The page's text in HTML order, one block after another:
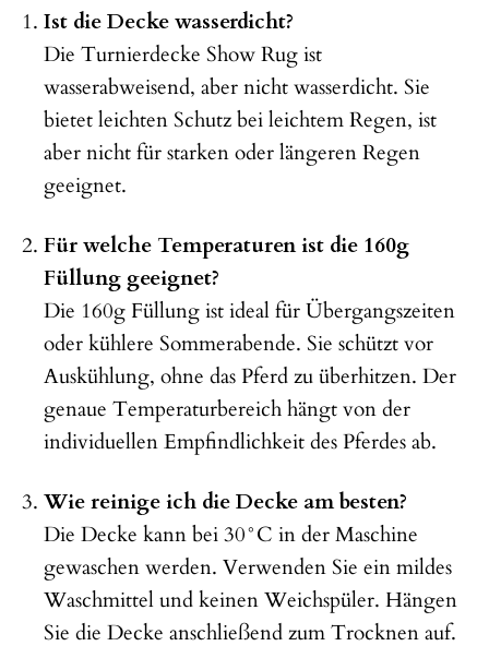
Ist die Decke wasserdicht?
Die Turnierdecke Show Rug ist
wasserabweisend, aber nicht wasserdicht. Sie
bietet leichten Schutz bei leichtem Regen, ist
aber nicht für starken oder längeren Regen
geeignet.
Für welche Temperaturen ist die 160g
Füllung geeignet?
Die 160g Füllung ist ideal für Übergangszeiten
oder kühlere Sommerabende. Sie schützt vor
Auskühlung, ohne das Pferd zu überhitzen. Der
genaue Temperaturbereich hängt von der
individuellen Empfindlichkeit des Pferdes ab.
Wie reinige ich die Decke am besten?
Die Decke kann bei 30°C in der Maschine
gewaschen werden. Verwenden Sie ein mildes
Waschmittel und keinen Weichspüler. Hängen
Sie die Decke anschließend zum Trocknen auf.